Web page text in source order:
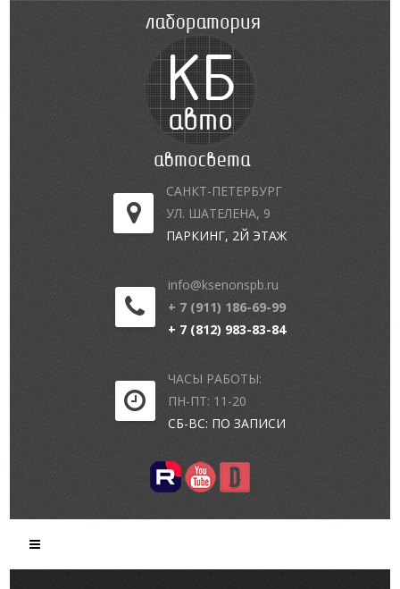
САНКТ-ПЕТЕРБУРГ
УЛ. ШАТЕЛЕНА, 9
ПАРКИНГ, 2Й ЭТАЖ
info@ksenonspb.ru
+ 7 (911) 186-69-99
+ 7 (812) 983-83-84
ЧАСЫ РАБОТЫ:
ПН-ПТ: 11-20
СБ-ВС: ПО ЗАПИСИ